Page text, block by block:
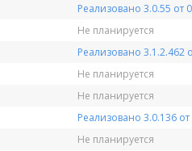
Реализовано 3.0.55 от
Не планируется
Реализовано 3.1.2.462
Не планируется
Не планируется
Реализовано 3.0.136 от
Не планируется